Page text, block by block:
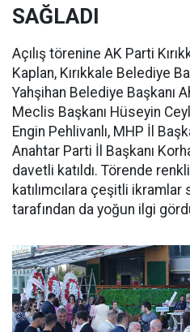
SAĞLADI
Açılış törenine AK Parti
Kaplan, Kırıkkale Belediye
Yahşihan Belediye Başkanı
Meclis Başkanı Hüseyin
Engin Pehlivanlı, MHP İl
Anahtar Parti İl Başkanı
davetli katıldı. Törende
katılımcılara çeşitli ikramlar
tarafından da yoğun ilgi